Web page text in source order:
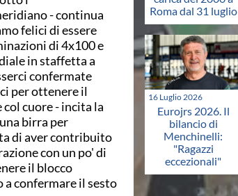
- continua
felici di essere
di 4x100 e
in staffetta a
confermate
per ottenere il
cuore - incita la
birra per
di aver contribuito
con un po' di
il blocco
a confermare il sesto
Roma dal 31 luglio
16 Luglio 2026
Eurojrs 2026. Il
bilancio di
Menchinelli:
"Ragazzi
eccezionali"